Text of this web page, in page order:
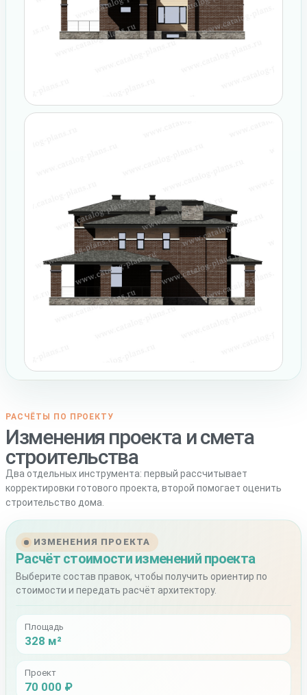
РАСЧЁТЫ ПО ПРОЕКТУ
Изменения проекта и смета
строительства
Два отдельных инструмента: первый рассчитывает
корректировки готового проекта, второй помогает оценить
строительство дома.
ИЗМЕНЕНИЯ ПРОЕКТА
Расчёт стоимости изменений проекта
Выберите состав правок, чтобы получить ориентир по
стоимости и передать расчёт архитектору.
Площадь
328 м²
Проект
70 000 ₽